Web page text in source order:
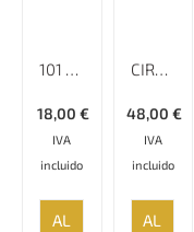
101 POEMAS
€
18,00
IVA
incluido
AL
CIRO, REY DE ANSAN – ORIGEN Y FORMACIÓN DEL IMPERIO PERSA
€
48,00
IVA
incluido
AL